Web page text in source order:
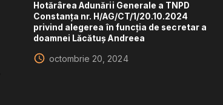
Hotărârea Adunării Generale a TNPD
Constanța nr. H/AG/CT/1/20.10.2024
privind alegerea în funcția de secretar a
doamnei Lăcătuș Andreea
octombrie 20, 2024